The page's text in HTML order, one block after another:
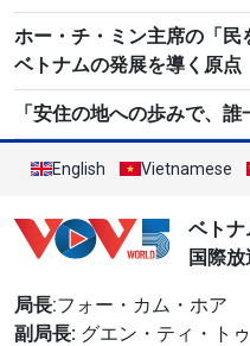
ホー・チ・ミン主席の
ベトナムの発展を導く原点
「安住の地への歩みで、誰
English Vietnamese
ベトナ
国際放
局長:フォー・カム・ホア
副局長: グエン・ティ・ト